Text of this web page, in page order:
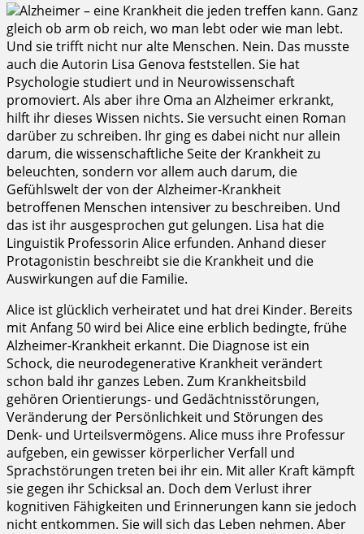
Alzheimer – eine Krankheit die jeden treffen kann. Ganz
gleich ob arm ob reich, wo man lebt oder wie man lebt.
Und sie trifft nicht nur alte Menschen. Nein. Das musste
auch die Autorin Lisa Genova feststellen. Sie hat
Psychologie studiert und in Neurowissenschaft
promoviert. Als aber ihre Oma an Alzheimer erkrankt,
hilft ihr dieses Wissen nichts. Sie versucht einen Roman
darüber zu schreiben. Ihr ging es dabei nicht nur allein
darum, die wissenschaftliche Seite der Krankheit zu
beleuchten, sondern vor allem auch darum, die
Gefühlswelt der von der Alzheimer-Krankheit
betroffenen Menschen intensiver zu beschreiben. Und
das ist ihr ausgesprochen gut gelungen. Lisa hat die
Linguistik Professorin Alice erfunden. Anhand dieser
Protagonistin beschreibt sie die Krankheit und die
Auswirkungen auf die Familie.
Alice ist glücklich verheiratet und hat drei Kinder. Bereits
mit Anfang 50 wird bei Alice eine erblich bedingte, frühe
Alzheimer-Krankheit erkannt. Die Diagnose ist ein
Schock, die neurodegenerative Krankheit verändert
schon bald ihr ganzes Leben. Zum Krankheitsbild
gehören Orientierungs- und Gedächtnisstörungen,
Veränderung der Persönlichkeit und Störungen des
Denk- und Urteilsvermögens. Alice muss ihre Professur
aufgeben, ein gewisser körperlicher Verfall und
Sprachstörungen treten bei ihr ein. Mit aller Kraft kämpft
sie gegen ihr Schicksal an. Doch dem Verlust ihrer
kognitiven Fähigkeiten und Erinnerungen kann sie jedoch
nicht entkommen. Sie will sich das Leben nehmen. Aber